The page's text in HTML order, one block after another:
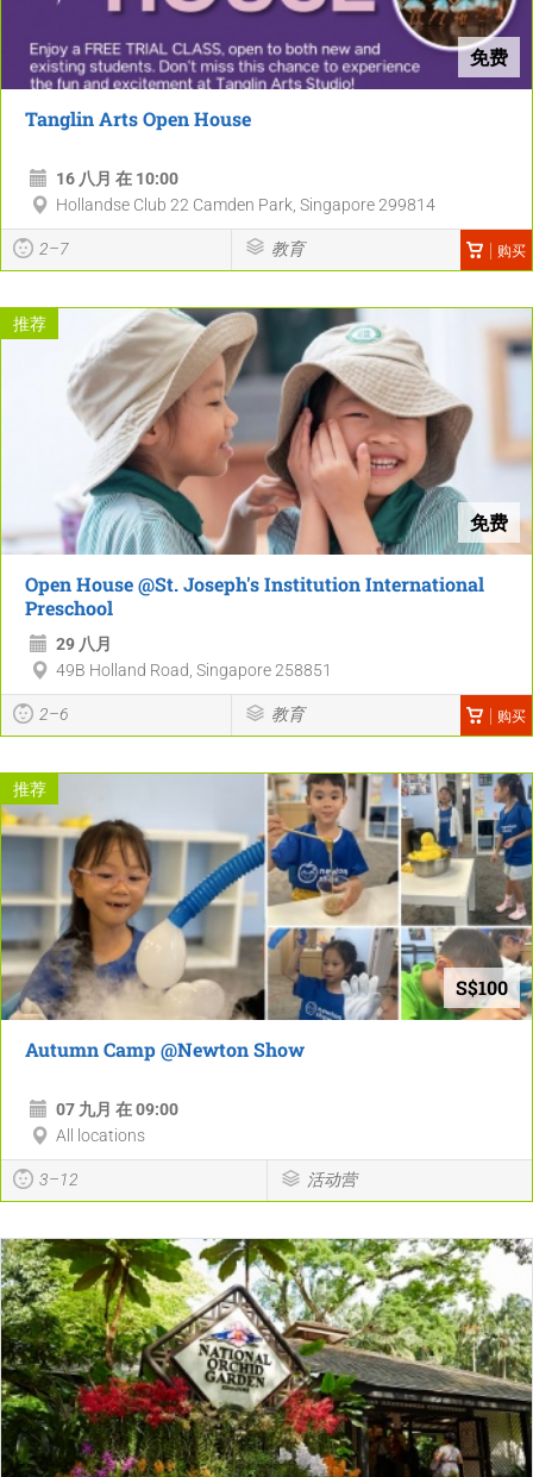
免费
Tanglin Arts Open House
16 八月 在 10:00
Hollandse Club 22 Camden Park, Singapore 299814
2–7 教育 购买
推荐
免费
Open House @St. Joseph's Institution International
Preschool
29 八月
49B Holland Road, Singapore 258851
2–6 教育 购买
推荐
S$100
Autumn Camp @Newton Show
07 九月 在 09:00
All locations
3–12 活动营